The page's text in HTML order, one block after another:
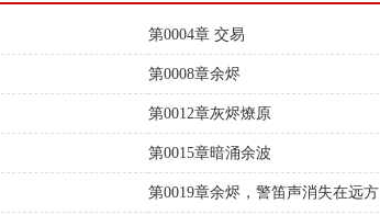
第0004章 交易
第0008章余烬
第0012章灰烬燎原
第0015章暗涌余波
第0019章余烬，警笛声消失在远方